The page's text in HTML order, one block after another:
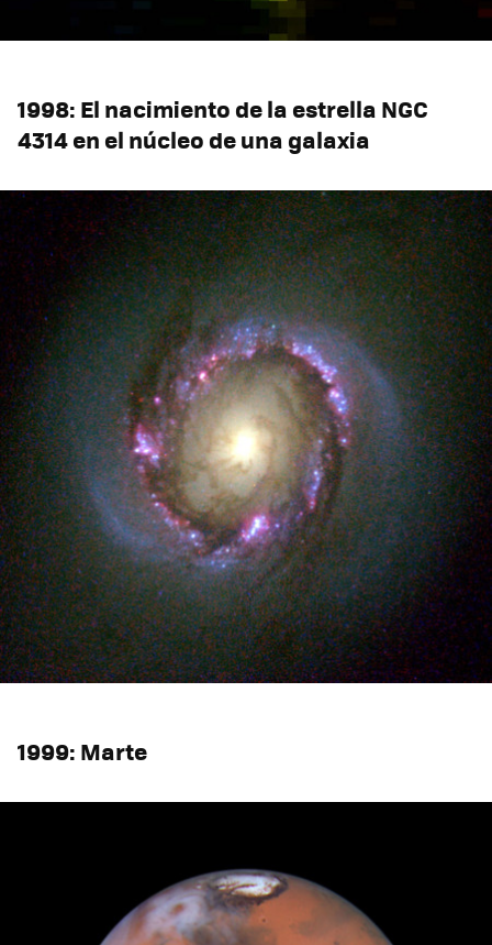
1998: El nacimiento de la estrella NGC
4314 en el núcleo de una galaxia
1999: Marte